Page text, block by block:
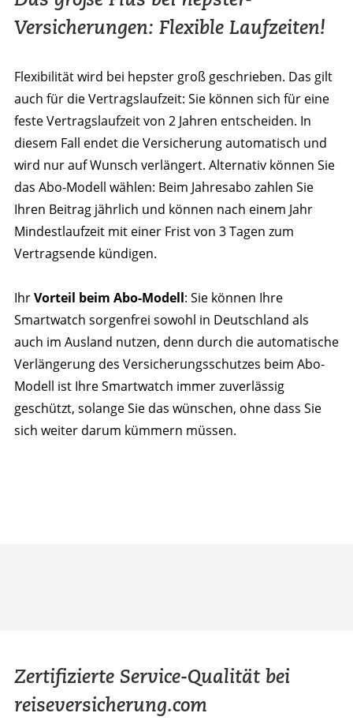
Versicherungen: Flexible Laufzeiten!
Flexibilität wird bei hepster groß geschrieben. Das gilt
auch für die Vertragslaufzeit: Sie können sich für eine
feste Vertragslaufzeit von 2 Jahren entscheiden. In
diesem Fall endet die Versicherung automatisch und
wird nur auf Wunsch verlängert. Alternativ können Sie
das Abo-Modell wählen: Beim Jahresabo zahlen Sie
Ihren Beitrag jährlich und können nach einem Jahr
Mindestlaufzeit mit einer Frist von 3 Tagen zum
Vertragsende kündigen.
IhrVorteil beim Abo-Modell: Sie können Ihre
Smartwatch sorgenfrei sowohl in Deutschland als
auch im Ausland nutzen, denn durch die automatische
Verlängerung des Versicherungsschutzes beim Abo-
Modell ist Ihre Smartwatch immer zuverlässig
geschützt, solange Sie das wünschen, ohne dass Sie
sich weiter darum kümmern müssen.
Zertifizierte Service-Qualität bei
reiseversicherung.com